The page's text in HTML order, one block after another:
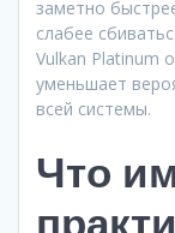
заметно
слабее
Vulkan Platinum
уменьшает
всей системы.
Что